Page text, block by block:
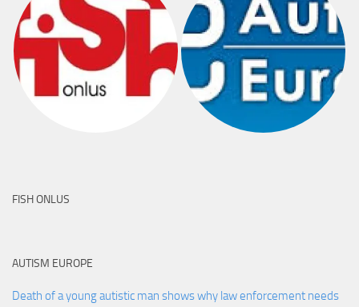
FISH ONLUS
AUTISM EUROPE
Death of a young autistic man shows why law enforcement needs